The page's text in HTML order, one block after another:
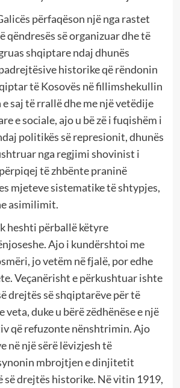
përfaqëson një nga rastet
qëndresës së organizuar dhe të
shqiptare ndaj dhunës
historike që rëndonin
të Kosovës në fillimshekullin
saj të rrallë dhe me një vetëdije
e sociale, ajo u bë zë i fuqishëm i
politikës së represionit, dhunës
nga regjimi shovinist i
të zhbënte praninë
mjeteve sistematike të shtypjes,
asimilimit.
heshti përballë këtyre
Ajo i kundërshtoi me
jo vetëm në fjalë, por edhe
Veçanërisht e përkushtuar ishte
drejtës së shqiptarëve për të
duke u bërë zëdhënëse e një
që refuzonte nënshtrimin. Ajo
në një sërë lëvizjesh të
mbrojtjen e dinjitetit
së drejtës historike. Në vitin 1919,